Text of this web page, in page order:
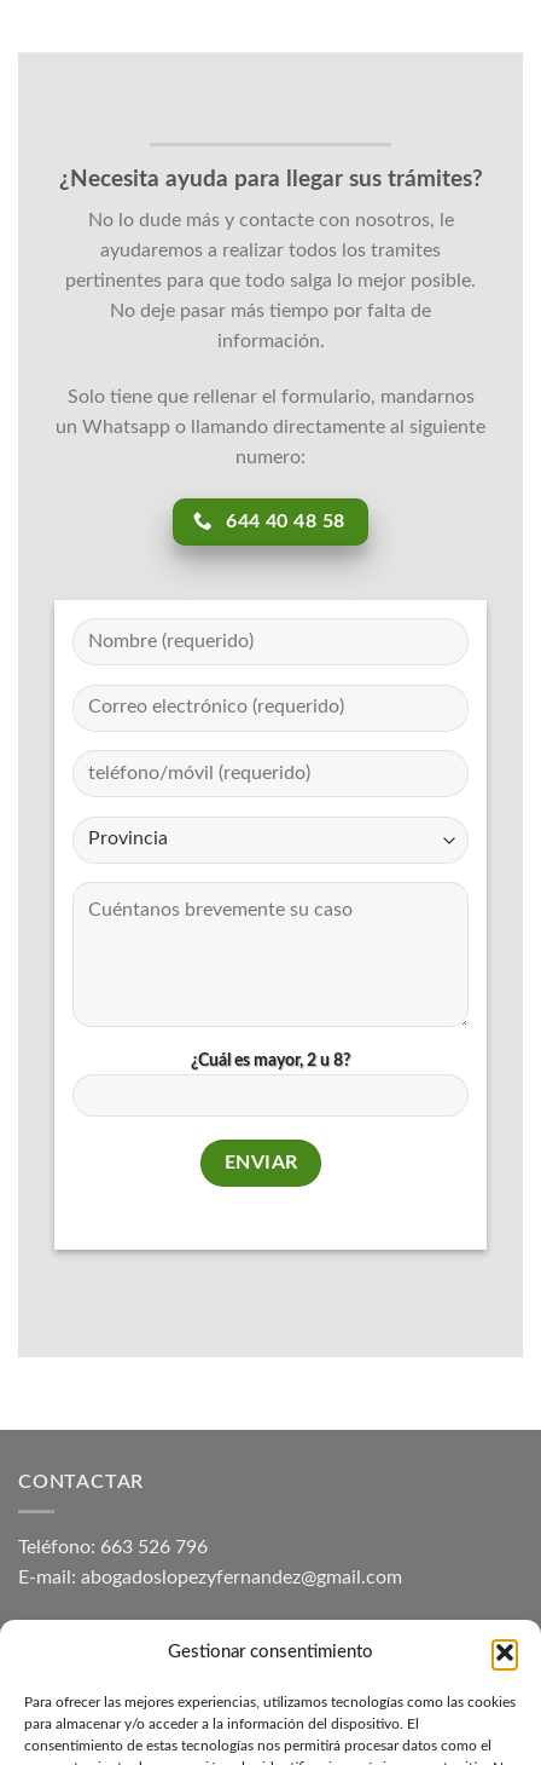
Gestionar consentimiento
Para ofrecer las mejores experiencias, utilizamos tecnologías como las cookies
para almacenar y/o acceder a la información del dispositivo. El
consentimiento de estas tecnologías nos permitirá procesar datos como el
¿Necesita ayuda para llegar sus trámites?
No lo dude más y contacte con nosotros, le
ayudaremos a realizar todos los tramites
pertinentes para que todo salga lo mejor posible.
No deje pasar más tiempo por falta de
información.
Solo tiene que rellenar el formulario, mandarnos
un Whatsapp o llamando directamente al siguiente
numero:
644 40 48 58
¿Cuál es mayor, 2 u 8?
CONTACTAR
Teléfono: 663 526 796
E-mail: abogadoslopezyfernandez@gmail.com
NUESTROS DESPACHOS